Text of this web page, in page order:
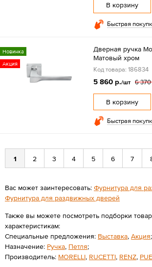
В корзину
Быстрая
Новинка
Акция
Дверная ручка
Матовый хром
Код товара: 186834
5 860 р./шт 6 370
В корзину
Быстрая
1 2 3 4 5 6 7
Вас может заинтересовать: Фурнитура для
Фурнитура для раздвижных дверей
Также вы можете посмотреть подборки
характеристикам:
Специальные предложения: Выставка, Акция;
Назначение: Ручка, Петля;
Производитель: MORELLI, RUCETTI, RENZ,